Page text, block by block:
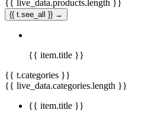
{{ live_data.products.length }}
{{ t.see_all }} →
{{ item.title }}
{{ t.categories }}
{{ live_data.categories.length }}
{{ item.title }}